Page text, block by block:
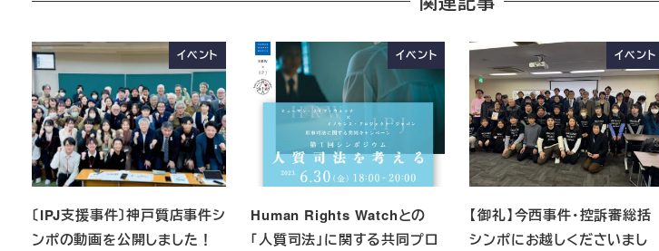
イベント
〔IPJ支援事件〕神戸質店事件シ
ンポの動画を公開しました！
イベント
Human Rights Watchとの
「人質司法」に関する共同プロ
イベント
【御礼】今西事件・控訴審総括
シンポにお越しくださいまし